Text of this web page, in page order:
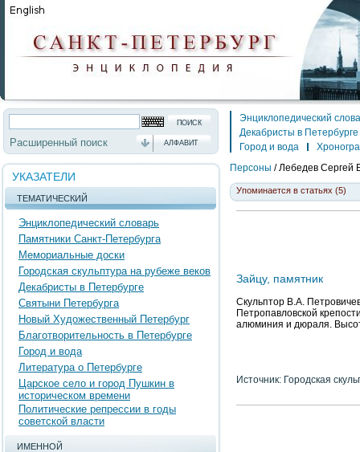
Расширенный поиск АЛФАВИТ
УКАЗАТЕЛИ
ТЕМАТИЧЕСКИЙ
Энциклопедический словарь
Памятники Санкт-Петербурга
Мемориальные доски
Городская скульптура на рубеже веков
Декабристы в Петербурге
Святыни Петербурга
Новый Художественный Петербург
Благотворительность в Петербурге
Город и вода
Литература о Петербурге
Царское село и город Пушкин в
историческом времени
Политические репрессии в годы
советской власти
ИМЕННОЙ
Энциклопедический
Декабристы в Петербурге
Город и вода
Персоны / Лебедев Сергей
Упоминается в статьях (5)
Зайцу, памятник
Скульптор В.А.
Петропавловской
алюминия и дюраля.
Источник: Городская